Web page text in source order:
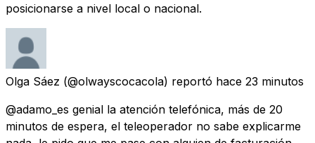
posicionarse a nivel local o nacional.
Olga Sáez (@olwayscocacola) reportó hace 23 minutos
@adamo_es genial la atención telefónica, más de 20
minutos de espera, el teleoperador no sabe explicarme